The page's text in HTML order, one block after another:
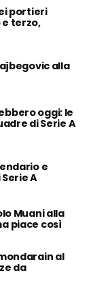
portieri
e terzo,
alla
oggi: le
di Serie A
e
A
Muani alla
piace così
al
da